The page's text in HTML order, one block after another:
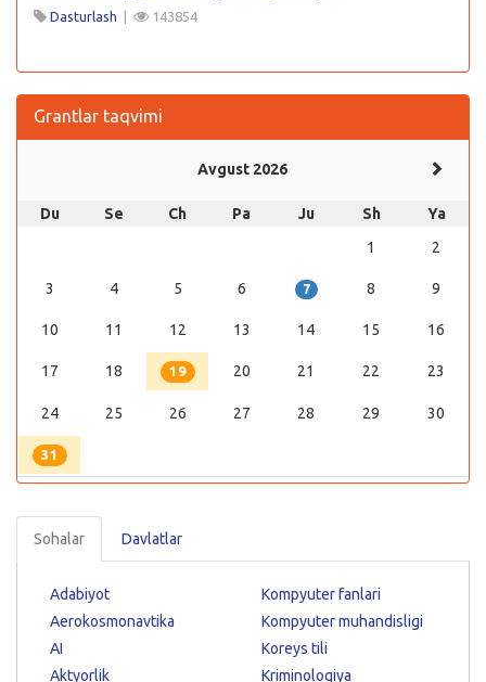
Dasturlash | 143854
Grantlar taqvimi
Avgust 2026
Du Se Ch Pa Ju Sh
Ya
1
2
3 4 5 6 7 8 9
10 11 12 13 14 15 16
17 18 19 20 21 22 23
24 25 26 27 28 29 30
31
Sohalar Davlatlar
Adabiyot
Aerokosmonavtika
AI
Aktyorlik
Kompyuter fanlari
Kompyuter muhandisligi
Koreys tili
Kriminologiya